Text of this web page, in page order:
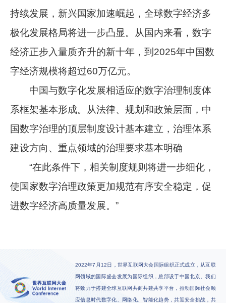
持续发展，新兴国家加速崛起，全球数字经济多
极化发展格局将进一步凸显。从国内来看，数字
经济正步入量质齐升的新十年，到2025年中国数
字经济规模将超过60万亿元。
中国与数字化发展相适应的数字治理制度体
系框架基本形成。从法律、规划和政策层面，中
国数字治理的顶层制度设计基本建立，治理体系
建设方向、重点领域的治理要求基本明确
“在此条件下，相关制度规则将进一步细化，
使国家数字治理政策更加规范有序安全稳定，促
进数字经济高质量发展。”
2022年7月12日，世界互联网大会国际组织正式成立，从互联
网领域的国际盛会发展为国际组织，总部设于中国北京。我们
将致力于搭建全球互联网共商共建共享平台，推动国际社会顺
应信息时代数字化、网络化、智能化趋势，共迎安全挑战，共